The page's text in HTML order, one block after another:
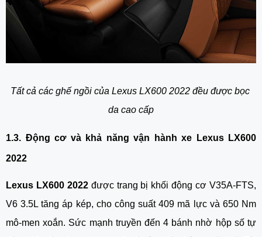
Tất cả các ghế ngồi của Lexus LX600 2022 đều được bọc
da cao cấp
1.3. Động cơ và khả năng vận hành xe Lexus LX600
2022
Lexus LX600 2022 được trang bị khối động cơ V35A-FTS,
V6 3.5L tăng áp kép, cho công suất 409 mã lực và 650 Nm
mô-men xoắn. Sức mạnh truyền đến 4 bánh nhờ hộp số tự